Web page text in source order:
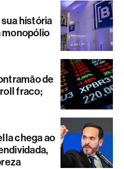
história
monopólio
de
fraco;
chega ao